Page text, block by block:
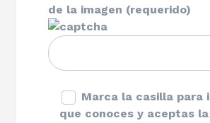
de la imagen (requerido)
Marca la casilla para
que conoces y aceptas la